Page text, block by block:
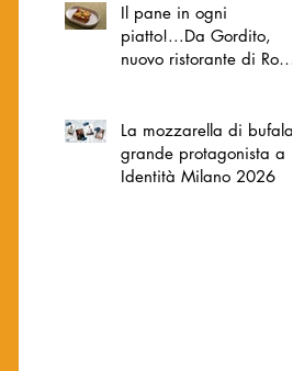
Il pane in ogni
piatto!...Da Gordito,
nuovo ristorante di Roma
La mozzarella di bufala
grande protagonista a
Identità Milano 2026